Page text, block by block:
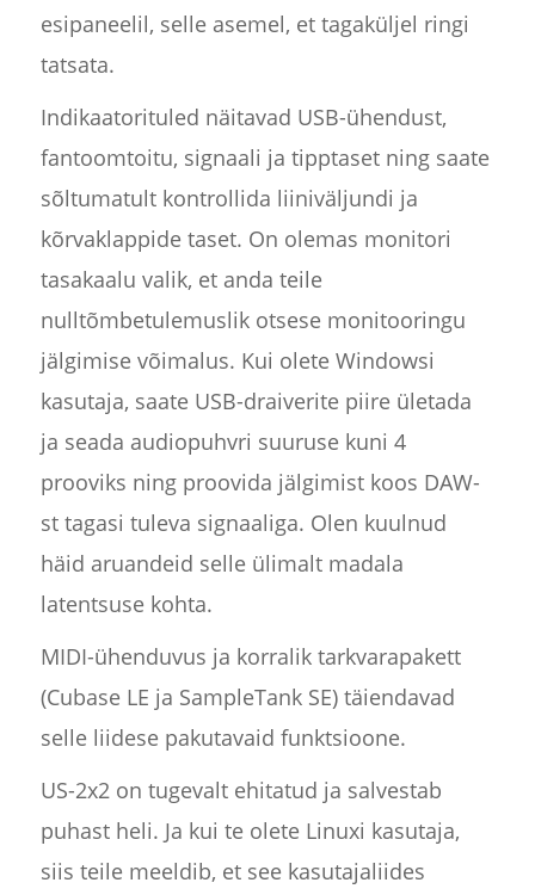
esipaneelil, selle asemel, et tagaküljel ringi
tatsata.
Indikaatorituled näitavad USB-ühendust,
fantoomtoitu, signaali ja tipptaset ning saate
sõltumatult kontrollida liiniväljundi ja
kõrvaklappide taset. On olemas monitori
tasakaalu valik, et anda teile
nulltõmbetulemuslik otsese monitooringu
jälgimise võimalus. Kui olete Windowsi
kasutaja, saate USB-draiverite piire ületada
ja seada audiopuhvri suuruse kuni 4
prooviks ning proovida jälgimist koos DAW-
st tagasi tuleva signaaliga. Olen kuulnud
häid aruandeid selle ülimalt madala
latentsuse kohta.
MIDI-ühenduvus ja korralik tarkvarapakett
(Cubase LE ja SampleTank SE) täiendavad
selle liidese pakutavaid funktsioone.
US-2x2 on tugevalt ehitatud ja salvestab
puhast heli. Ja kui te olete Linuxi kasutaja,
siis teile meeldib, et see kasutajaliides